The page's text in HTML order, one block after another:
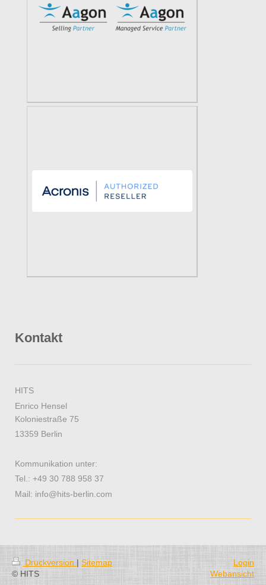
Kontakt
HITS
Enrico Hensel
Koloniestraße 75
13359 Berlin
Kommunikation unter:
Tel.: +49 30 788 958 37
Mail: info@hits-berlin.com
Druckversion | Sitemap
© HITS
Login
Webansicht